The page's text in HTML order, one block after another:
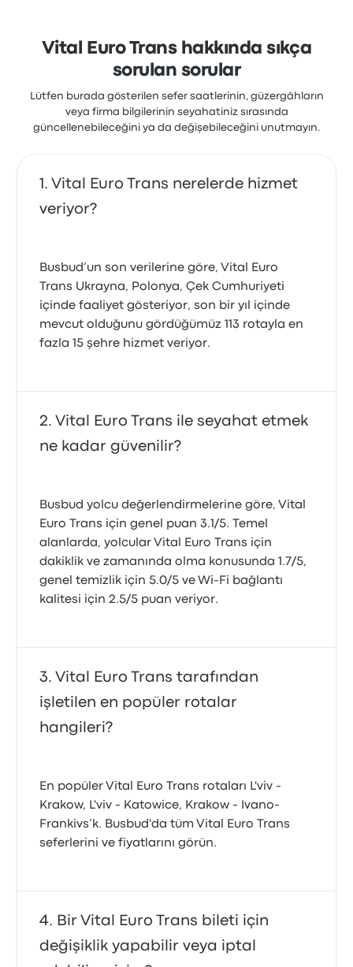
Vital Euro Trans hakkında sıkça
sorulan sorular
Lütfen burada gösterilen sefer saatlerinin, güzergâhların
veya firma bilgilerinin seyahatiniz sırasında
güncellenebileceğini ya da değişebileceğini unutmayın.
Vital Euro Trans nerelerde hizmet
veriyor?
Busbud’un son verilerine göre, Vital Euro
Trans Ukrayna, Polonya, Çek Cumhuriyeti
içinde faaliyet gösteriyor, son bir yıl içinde
mevcut olduğunu gördüğümüz 113 rotayla en
fazla 15 şehre hizmet veriyor.
Vital Euro Trans ile seyahat etmek
ne kadar güvenilir?
Busbud yolcu değerlendirmelerine göre, Vital
Euro Trans için genel puan 3.1/5. Temel
alanlarda, yolcular Vital Euro Trans için
dakiklik ve zamanında olma konusunda 1.7/5,
genel temizlik için 5.0/5 ve Wi‑Fi bağlantı
kalitesi için 2.5/5 puan veriyor.
Vital Euro Trans tarafından
işletilen en popüler rotalar
hangileri?
En popüler Vital Euro Trans rotaları L'viv -
Krakow, L'viv - Katowice, Krakow - Ivano-
Frankivs’k. Busbud'da tüm Vital Euro Trans
seferlerini ve fiyatlarını görün.
Bir Vital Euro Trans bileti için
değişiklik yapabilir veya iptal